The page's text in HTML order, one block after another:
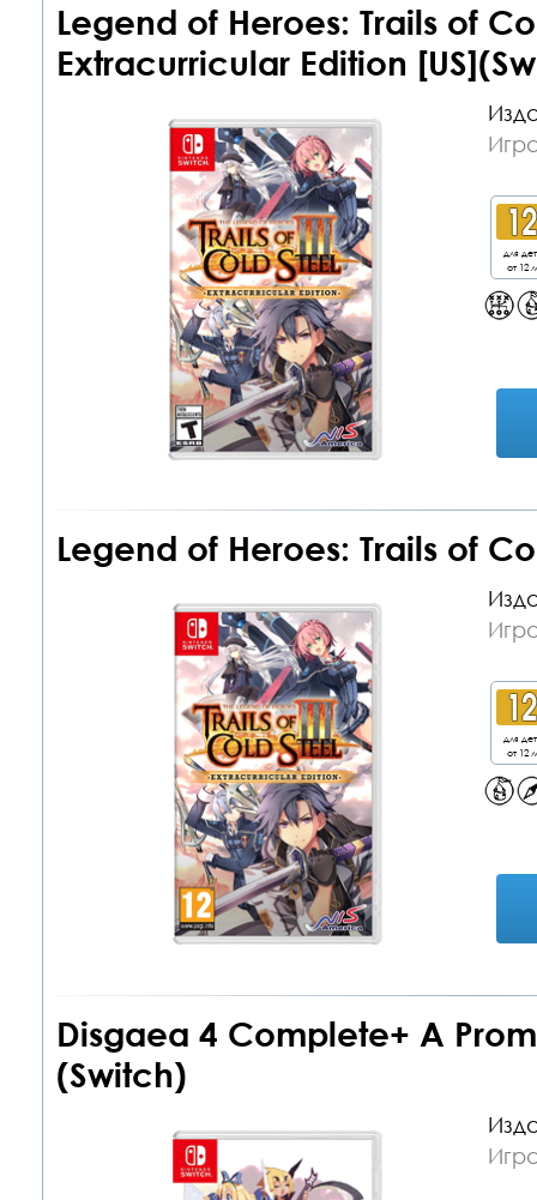
Legend of Heroes: Trails of
Extracurricular Edition
для
от 12
Legend of Heroes: Trails of
для
от 12
Disgaea 4 Complete+ A
(Switch)